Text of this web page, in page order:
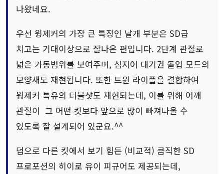
나왔네요.
우선 윙제커의 가장 큰 특징인 날개 부분은 SD급
치고는 기대이상으로 잘나온 편입니다. 2단계 관절로
넓은 가동범위를 보여주며, 심지어 대기권 돌입 모드의
모양새도 재현됩니다. 또한 트윈 라이플을 결합하여
윙제커 특유의 더블샷도 재현되는데, 이를 위해 어깨
관절이 그 어떤 킷보다 앞으로 많이 빠져나올 수
있도록 잘 설계되어 있군요.^^
덤으로 다른 킷에서 보기 힘든 (비교적) 큼직한 SD
프로포션의 히이로 유이 피규어도 제공되는데,